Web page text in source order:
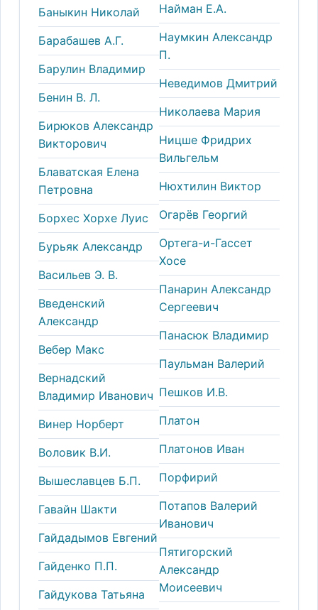
Баныкин Николай
Барабашев А.Г.
Барулин Владимир
Бенин В. Л.
Бирюков Александр
Викторович
Блаватская Елена
Петровна
Борхес Хорхе Луис
Бурьяк Александр
Васильев Э. В.
Введенский
Александp
Вебер Макс
Вернадский
Владимир Иванович
Винер Норберт
Воловик В.И.
Вышеславцев Б.П.
Гавайн Шакти
Гайдадымов Евгений
Гайденко П.П.
Гайдукова Татьяна
Найман Е.А.
Наумкин Александр
П.
Неведимов Дмитрий
Николаева Мария
Ницше Фридрих
Вильгельм
Нюхтилин Виктор
Огарёв Георгий
Ортега-и-Гассет
Хосе
Панарин Александр
Сергеевич
Панасюк Владимир
Паульман Валерий
Пешков И.В.
Платон
Платонов Иван
Порфирий
Потапов Валерий
Иванович
Пятигорский
Александр
Моисеевич